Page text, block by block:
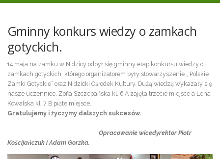
Gminny konkurs wiedzy o zamkach
gotyckich.
14 maja na zamku w Nidzicy odbył się gminny etap konkursu wiedzy o
zamkach gotyckich, którego organizatorem były stowarzyszenie „ Polskie
Zamki Gotyckie” oraz Nidzicki Ośrodek Kultury. Dużą wiedzą wykazały się
nasze uczennice. Zofia Szczepańska kl. 6 A zajęła trzecie miejsce a Lena
Kowalska kl. 7 B piąte miejsce.
Gratulujemy i życzymy dalszych sukcesów.
Opracowanie wicedyrektor Piotr
Kościjańczuk i Adam Gorzka.